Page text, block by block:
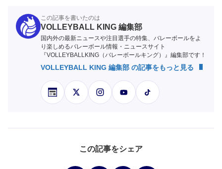
この記事を書いたのは
VOLLEYBALL KING 編集部
国内外の最新ニュースや注目選手の特集、バレーボールをよ
り楽しめるバレーボール情報・ニュースサイト
『VOLLEYBALLKING（バレーボールキング）』編集部です！
VOLLEYBALL KING 編集部 の記事をもっと見る
この記事をシェア